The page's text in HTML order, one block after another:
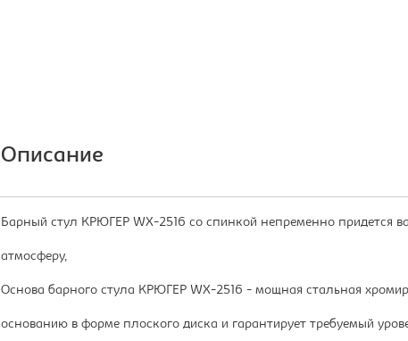
Описание
Барный стул КРЮГЕР WX-2516 со спинкой непременно придется
атмосферу,
Основа барного стула КРЮГЕР WX-2516 - мощная стальная
основанию в форме плоского диска и гарантирует требуемый